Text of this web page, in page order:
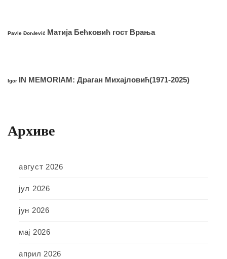
Pavle Đorđević Матија Бећковић гост Врања
Igor IN MEMORIAM: Драган Михајловић(1971-2025)
Архиве
август 2026
јул 2026
јун 2026
мај 2026
април 2026